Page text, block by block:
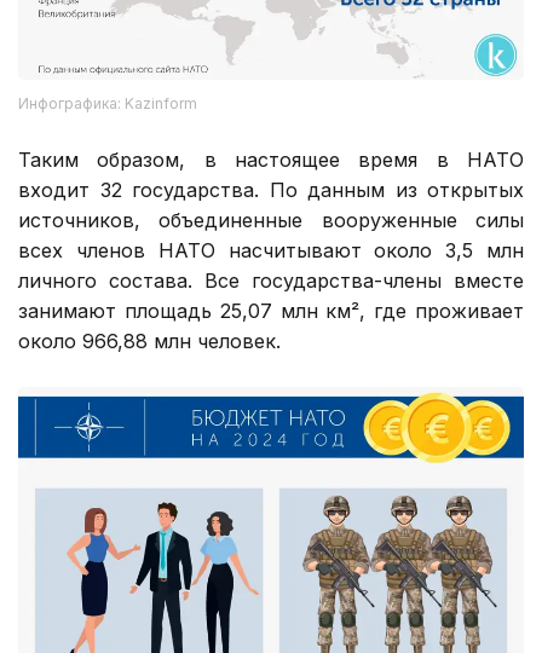
Инфографика: Kazinform
Таким образом, в настоящее время в НАТО
входит 32 государства. По данным из открытых
источников, объединенные вооруженные силы
всех членов НАТО насчитывают около 3,5 млн
личного состава. Все государства-члены вместе
занимают площадь 25,07 млн км², где проживает
около 966,88 млн человек.